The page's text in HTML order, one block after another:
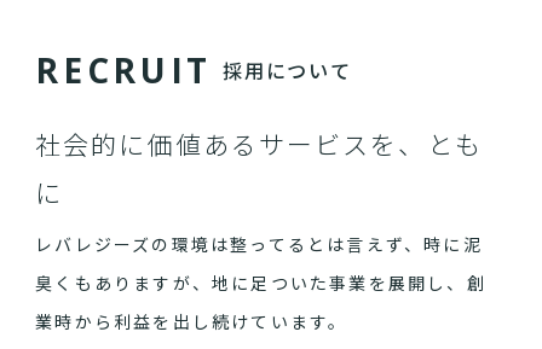
RECRU IT 採用について
社会的に価値あるサービスを、とも
に
レバレジーズの環境は整ってるとは言えず、時に泥
臭くもありますが、地に足ついた事業を展開し、創
業時から利益を出し続けています。